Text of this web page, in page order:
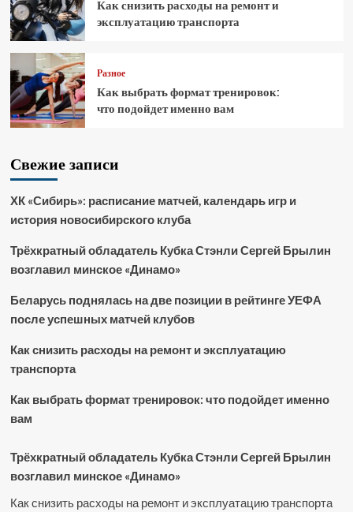
Как снизить расходы на ремонт и
эксплуатацию транспорта
Разное
Как выбрать формат тренировок:
что подойдет именно вам
Свежие записи
ХК «Сибирь»: расписание матчей, календарь игр и
история новосибирского клуба
Трёхкратный обладатель Кубка Стэнли Сергей Брылин
возглавил минское «Динамо»
Беларусь поднялась на две позиции в рейтинге УЕФА
после успешных матчей клубов
Как снизить расходы на ремонт и эксплуатацию
транспорта
Как выбрать формат тренировок: что подойдет именно
вам
Трёхкратный обладатель Кубка Стэнли Сергей Брылин
возглавил минское «Динамо»
Как снизить расходы на ремонт и эксплуатацию транспорта